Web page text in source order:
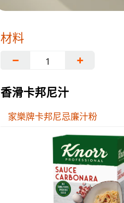
材料
−
+
香滑卡邦尼汁
家樂牌卡邦尼忌廉汁粉